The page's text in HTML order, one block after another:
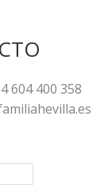
604 400 358